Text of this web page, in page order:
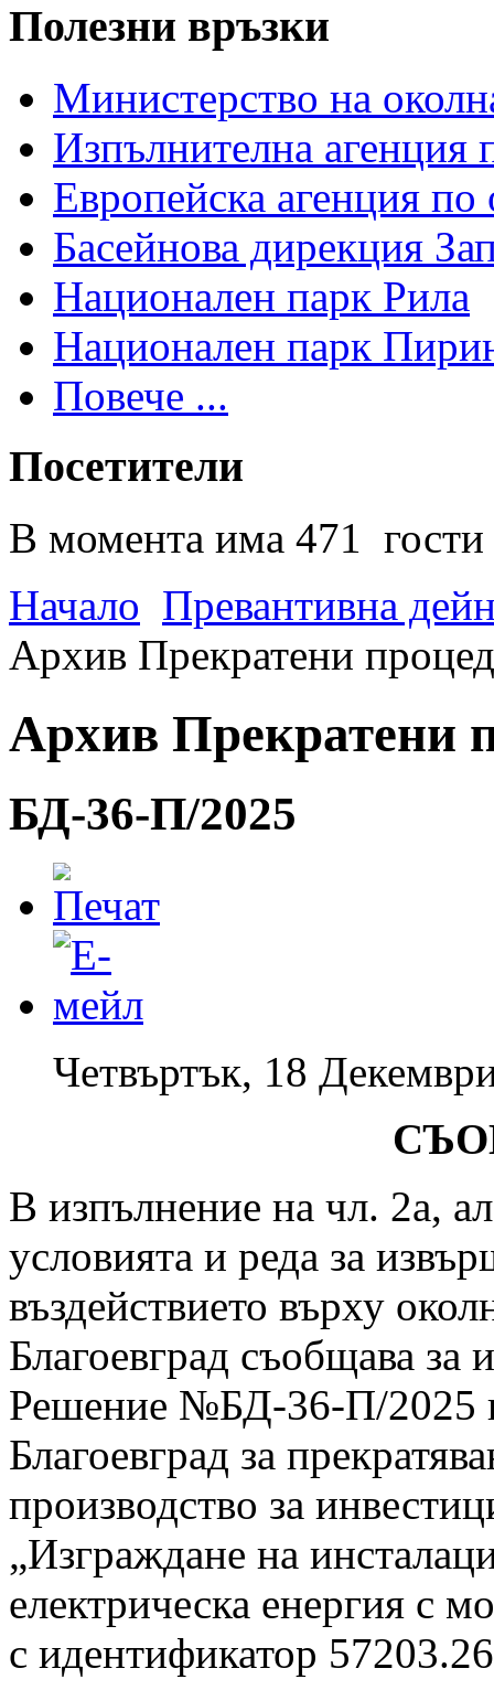
Полезни връзки
Министерство на
Изпълнителна агенция
Европейска агенция по
Басейнова дирекция
Национален парк Рила
Национален парк
Повече ...
Посетители
В момента има 471 гости
Начало Превантивна
Архив Прекратени
Архив Прекратени
БД-36-П/2025
Четвъртък, 18
В изпълнение на чл. 2а,
условията и реда за
въздействието върху
Благоевград съобщава за
Решение №БД-36-П/2025
Благоевград за
производство за
„Изграждане на
електрическа енергия с
с идентификатор